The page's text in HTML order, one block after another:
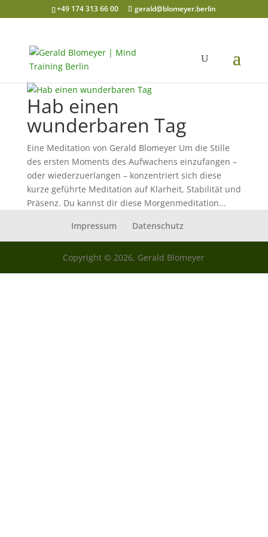
+49 174 313 66 00 gerald@blomeyer.berlin
Hab einen
wunderbaren Tag
Eine Meditation von Gerald Blomeyer Um die Stille
des ersten Moments des Aufwachens einzufangen –
oder wiederzuerlangen – konzentriert sich diese
kurze geführte Meditation auf Klarheit, Stabilität und
Präsenz. Du kannst dir diese Morgenmeditation...
Impressum
Datenschutz
Copyright © 2026, Gerald Blomeyer